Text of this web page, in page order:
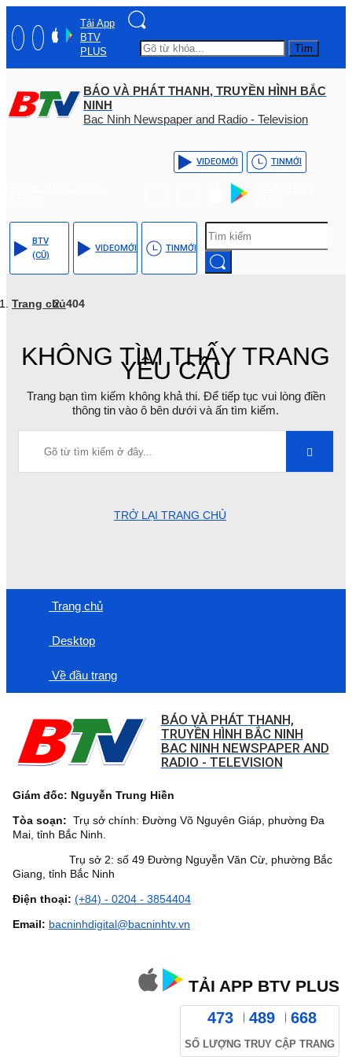
Tải App
BTV
PLUS
Tìm
BÁO VÀ PHÁT THANH, TRUYỀN HÌNH BẮC
NINH
Bac Ninh Newspaper and Radio - Television
VIDEOMỚI TINMỚI
BTV
(CŨ)
VIDEOMỚI TINMỚI
Trang chủ404
KHÔNG TÌM THẤY TRANG
YÊU CẦU
Trang bạn tìm kiếm không khả thi. Để tiếp tục vui lòng điền
thông tin vào ô bên dưới và ấn tìm kiếm.
TRỞ LẠI TRANG CHỦ
Trang chủ
Desktop
Về đầu trang
BÁO VÀ PHÁT THANH,
TRUYỀN HÌNH BẮC NINH
BAC NINH NEWSPAPER AND
RADIO - TELEVISION
Giám đốc: Nguyễn Trung Hiền
Tòa soạn: Trụ sở chính: Đường Võ Nguyên Giáp, phường Đa
Mai, tỉnh Bắc Ninh.
Trụ sở 2: số 49 Đường Nguyễn Văn Cừ, phường Bắc
Giang, tỉnh Bắc Ninh
Điện thoại: (+84) - 0204 - 3854404
Email: bacninhdigital@bacninhtv.vn
TẢI APP BTV PLUS
473 489 668
SỐ LƯỢNG TRUY CẬP TRANG